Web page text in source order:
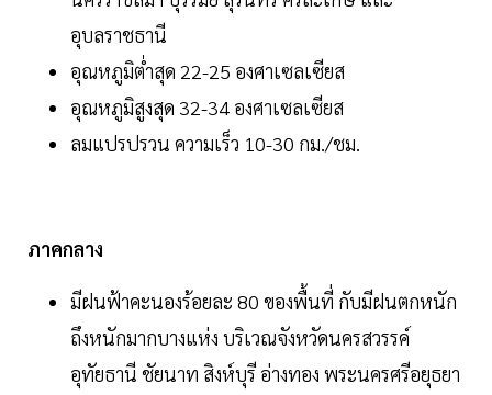
อุบลราชธานี
อุณหภูมิต่ำสุด 22-25 องศาเซลเซียส
อุณหภูมิสูงสุด 32-34 องศาเซลเซียส
ลมแปรปรวน ความเร็ว 10-30 กม./ชม.
ภาคกลาง
มีฝนฟ้าคะนองร้อยละ 80 ของพื้นที่ กับมีฝนตกหนัก
ถึงหนักมากบางแห่ง บริเวณจังหวัดนครสวรรค์
อุทัยธานี ชัยนาท สิงห์บุรี อ่างทอง พระนครศรีอยุธยา